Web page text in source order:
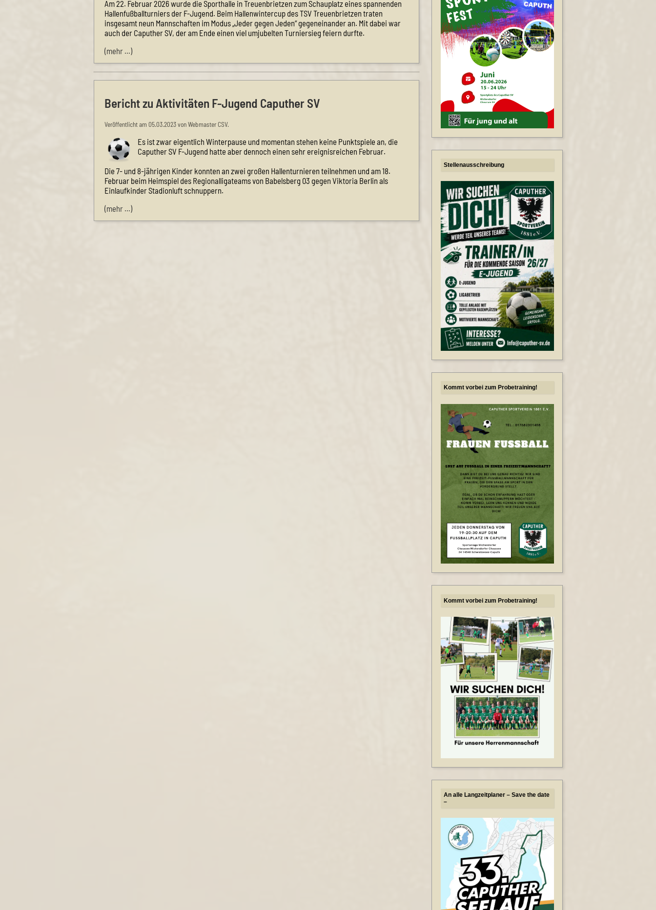
Am 22. Februar 2026 wurde die Sporthalle in Treuenbrietzen zum Schauplatz eines spannenden
Hallenfußballturniers der F-Jugend. Beim Hallenwintercup des TSV Treuenbrietzen traten
insgesamt neun Mannschaften im Modus „Jeder gegen Jeden“ gegeneinander an. Mit dabei war
auch der Caputher SV, der am Ende einen viel umjubelten Turniersieg feiern durfte.
(mehr …)
Bericht zu Aktivitäten F-Jugend Caputher SV
Veröffentlicht am 05.03.2023 von Webmaster CSV.
Es ist zwar eigentlich Winterpause und momentan stehen keine Punktspiele an, die
Caputher SV F-Jugend hatte aber dennoch einen sehr ereignisreichen Februar.
Die 7- und 8-jährigen Kinder konnten an zwei großen Hallenturnieren teilnehmen und am 18.
Februar beim Heimspiel des Regionalligateams von Babelsberg 03 gegen Viktoria Berlin als
Einlaufkinder Stadionluft schnuppern.
(mehr …)
Stellenausschreibung
Kommt vorbei zum Probetraining!
Kommt vorbei zum Probetraining!
An alle Langzeitplaner – Save the date
–